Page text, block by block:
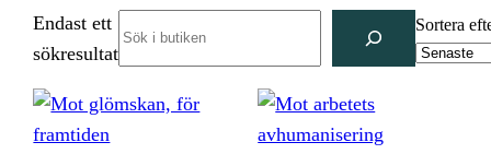
Endast ett
sökresultat
Sortera